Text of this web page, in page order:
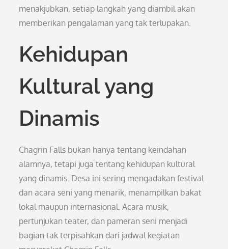
menakjubkan, setiap langkah yang diambil akan
memberikan pengalaman yang tak terlupakan.
Kehidupan
Kultural yang
Dinamis
Chagrin Falls bukan hanya tentang keindahan
alamnya, tetapi juga tentang kehidupan kultural
yang dinamis. Desa ini sering mengadakan festival
dan acara seni yang menarik, menampilkan bakat
lokal maupun internasional. Acara musik,
pertunjukan teater, dan pameran seni menjadi
bagian tak terpisahkan dari jadwal kegiatan